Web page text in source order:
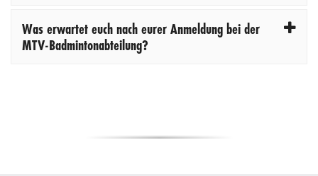
Was erwartet euch nach eurer Anmeldung bei der
MTV-Badmintonabteilung?